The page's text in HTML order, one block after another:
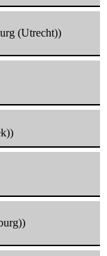
(Utrecht))